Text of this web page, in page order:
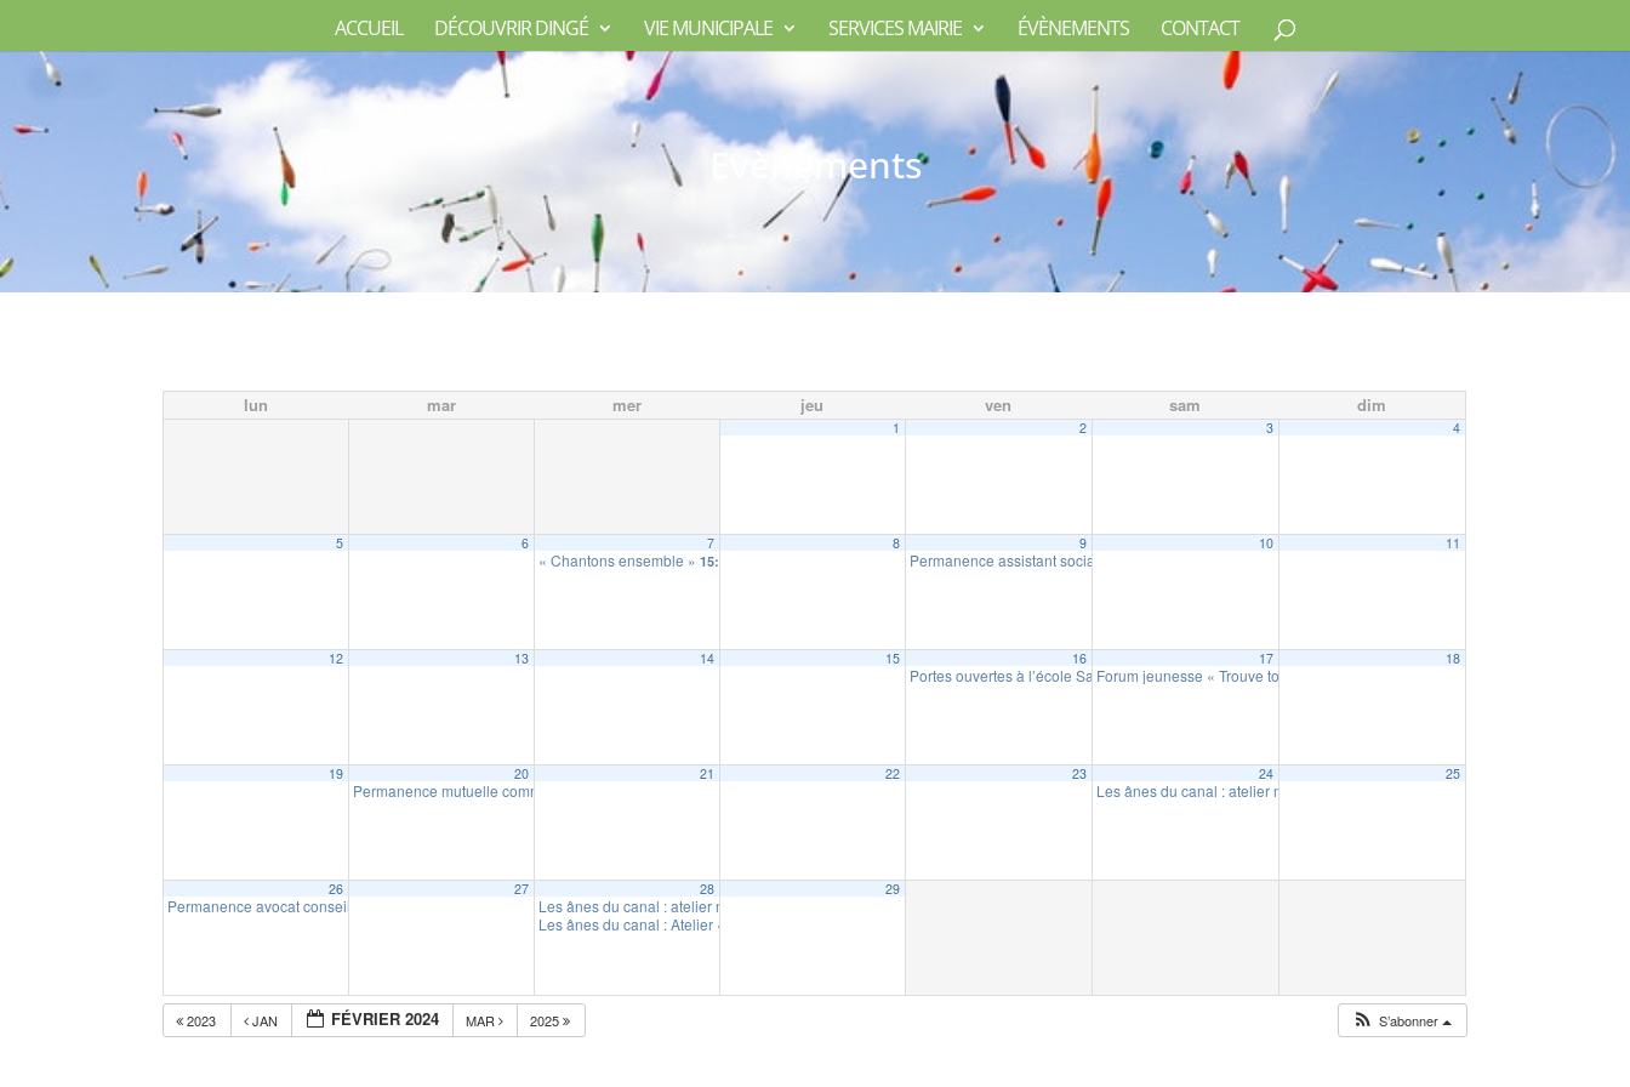
ACCUEIL DÉCOUVRIR DINGÉ VIE MUNICIPALE SERVICES MAIRIE ÉVÈNEMENTS CONTACT
Evènements
lun mar mer jeu ven sam dim
1 2 3 4
5 6 7
« Chantons ensemble »15:00
8 9
Permanence assistant social (sur RDV)
10 11
12 13 14 15 16
Portes ouvertes à l’école Sainte famille16:30
17
Forum jeunesse « Trouve ton job »
18
19 20
Permanence mutuelle communale (sur RDV)
21 22 23 24
Les ânes du canal : atelier mini fermier (18 mois à 6 ans)
25
26
Permanence avocat conseil (sur RDV)
27 28
Les ânes du canal : atelier mini fermier (18 mois à 6 ans)
Les ânes du canal : Atelier « fermier d’un soir »
29
2023 JAN FÉVRIER 2024 MAR 2025 S’abonner